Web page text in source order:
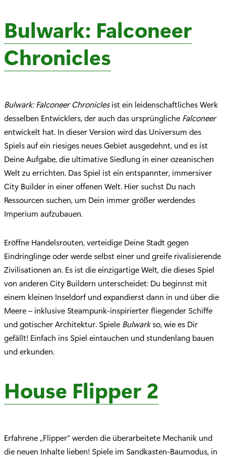
Bulwark: Falconeer
Chronicles
Bulwark: Falconeer Chroniclesist ein leidenschaftliches Werk
desselben Entwicklers, der auch das ursprüngliche Falconeer
entwickelt hat. In dieser Version wird das Universum des
Spiels auf ein riesiges neues Gebiet ausgedehnt, und es ist
Deine Aufgabe, die ultimative Siedlung in einer ozeanischen
Welt zu errichten. Das Spiel ist ein entspannter, immersiver
City Builder in einer offenen Welt. Hier suchst Du nach
Ressourcen suchen, um Dein immer größer werdendes
Imperium aufzubauen.
Eröffne Handelsrouten, verteidige Deine Stadt gegen
Eindringlinge oder werde selbst einer und greife rivalisierende
Zivilisationen an. Es ist die einzigartige Welt, die dieses Spiel
von anderen City Buildern unterscheidet: Du beginnst mit
einem kleinen Inseldorf und expandierst dann in und über die
Meere – inklusive Steampunk-inspirierter fliegender Schiffe
und gotischer Architektur. Spiele Bulwarkso, wie es Dir
gefällt! Einfach ins Spiel eintauchen und stundenlang bauen
und erkunden.
House Flipper 2
Erfahrene „Flipper“ werden die überarbeitete Mechanik und
die neuen Inhalte lieben! Spiele im Sandkasten-Baumodus, in